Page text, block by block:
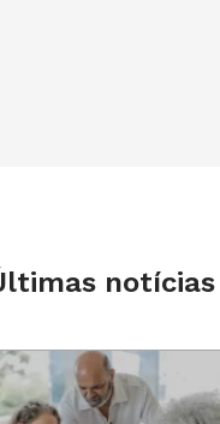
além de oferecer
conosco
e até a próxima!
notícias